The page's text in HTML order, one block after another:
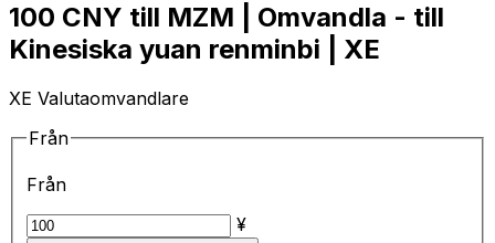
100 CNY till MZM | Omvandla - till
Kinesiska yuan renminbi | XE
XE Valutaomvandlare
Från
Från
¥